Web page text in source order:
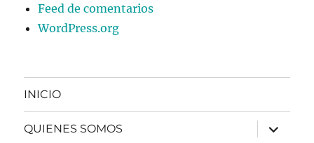
Feed de comentarios
WordPress.org
INICIO
QUIENES SOMOS
expande
el